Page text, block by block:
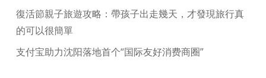
復活節親子旅遊攻略：帶孩子出走幾天，才發現旅行真
的可以很簡單
支付宝助力沈阳落地首个“国际友好消费商圈”